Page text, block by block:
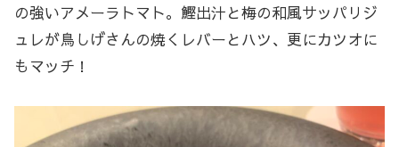
の強いアメーラトマト。鰹出汁と梅の和風サッパリジ
ュレが鳥しげさんの焼くレバーとハツ、更にカツオに
もマッチ！